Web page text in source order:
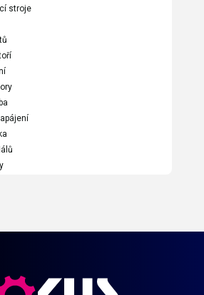
stroje